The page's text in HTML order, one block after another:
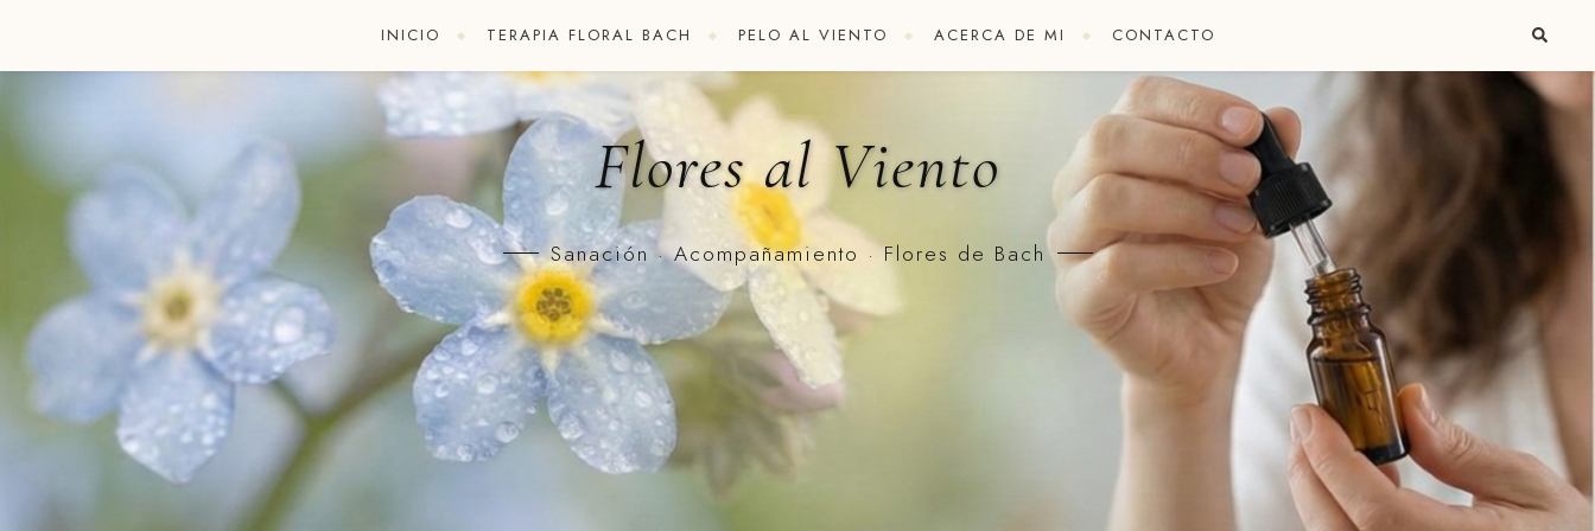
INICIO TERAPIA FLORAL BACH PELO AL VIENTO ACERCA DE MI CONTACTO
Flores al Viento
Sanación · Acompañamiento · Flores de Bach